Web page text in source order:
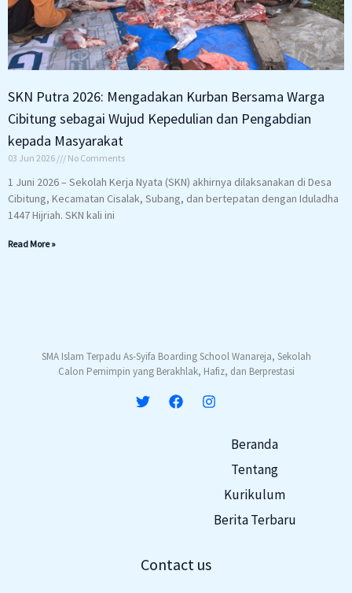
SKN Putra 2026: Mengadakan Kurban Bersama Warga
Cibitung sebagai Wujud Kepedulian dan Pengabdian
kepada Masyarakat
03 Jun 2026 No Comments
1 Juni 2026 – Sekolah Kerja Nyata (SKN) akhirnya dilaksanakan di Desa
Cibitung, Kecamatan Cisalak, Subang, dan bertepatan dengan Iduladha
1447 Hijriah. SKN kali ini
Read More »
SMA Islam Terpadu As-Syifa Boarding School Wanareja, Sekolah
Calon Pemimpin yang Berakhlak, Hafiz, dan Berprestasi
Beranda
Tentang
Kurikulum
Berita Terbaru
Contact us